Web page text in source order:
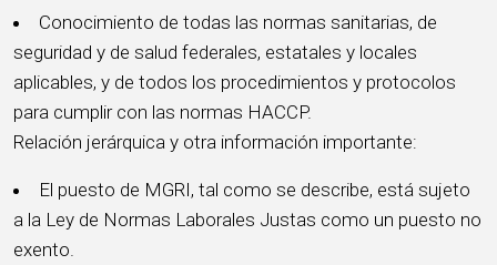
Conocimiento de todas las normas sanitarias, de
seguridad y de salud federales, estatales y locales
aplicables, y de todos los procedimientos y protocolos
para cumplir con las normas HACCP.
Relación jerárquica y otra información importante:
El puesto de MGRI, tal como se describe, está sujeto
a la Ley de Normas Laborales Justas como un puesto no
exento.